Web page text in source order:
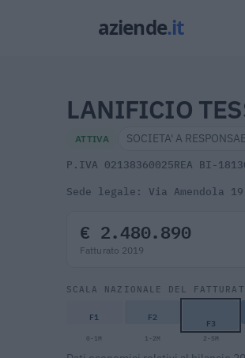
LANIFICIO
ATTIVA SOCIETA' A
P.IVA 02138360025REA BI-
Sede legale: Via Amendola
€ 2.480.890
Fatturato 2019
SCALA NAZIONALE DEL
F1 F2 F3
0-1M 1-2M 2-5M